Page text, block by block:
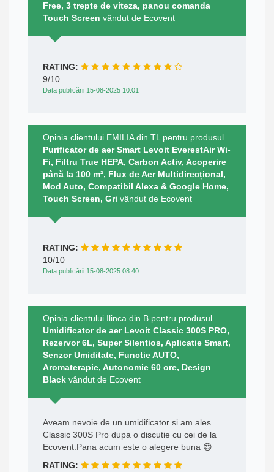
Free, 3 trepte de viteza, panou comanda
Touch Screen vândut de Ecovent
RATING:
9/10
Data publicării 15-08-2025 10:01
Opinia clientului EMILIA din TL pentru produsul
Purificator de aer Smart Levoit EverestAir Wi-
Fi, Filtru True HEPA, Carbon Activ, Acoperire
până la 100 m², Flux de Aer Multidirecțional,
Mod Auto, Compatibil Alexa & Google Home,
Touch Screen, Gri vândut de Ecovent
RATING:
10/10
Data publicării 15-08-2025 08:40
Opinia clientului Ilinca din B pentru produsul
Umidificator de aer Levoit Classic 300S PRO,
Rezervor 6L, Super Silentios, Aplicatie Smart,
Senzor Umiditate, Functie AUTO,
Aromaterapie, Autonomie 60 ore, Design
Black vândut de Ecovent
Aveam nevoie de un umidificator si am ales
Classic 300S Pro dupa o discutie cu cei de la
Ecovent.Pana acum este o alegere buna 😍
RATING: